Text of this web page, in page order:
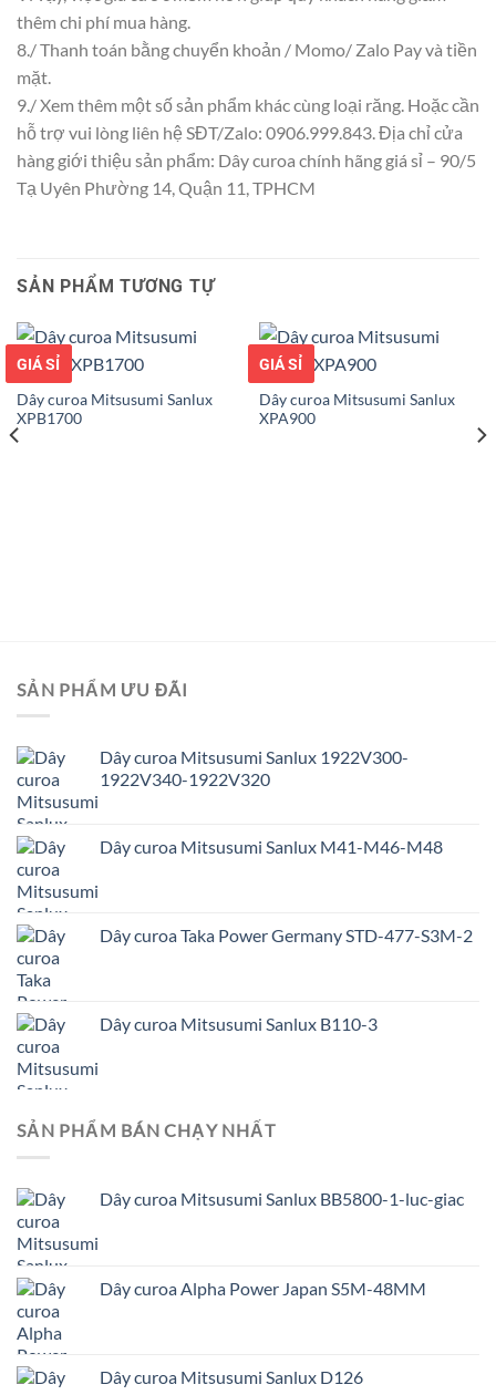
thêm chi phí mua hàng.
8./ Thanh toán bằng chuyển khoản / Momo/ Zalo Pay và tiền
mặt.
9./ Xem thêm một số sản phẩm khác cùng loại răng. Hoặc cần
hỗ trợ vui lòng liên hệ SĐT/Zalo: 0906.999.843. Địa chỉ cửa
hàng giới thiệu sản phẩm: Dây curoa chính hãng giá sỉ – 90/5
Tạ Uyên Phường 14, Quận 11, TPHCM
SẢN PHẨM TƯƠNG TỰ
GIÁ TỐT
GIÁ SỈ
Dây curoa Mitsusumi Sanlux
XPB1700
GIÁ TỐT
GIÁ SỈ
Dây curoa Mitsusumi Sanlux
XPA900
SẢN PHẨM ƯU ĐÃI
Dây curoa Mitsusumi Sanlux 1922V300-
1922V340-1922V320
Dây curoa Mitsusumi Sanlux M41-M46-M48
Dây curoa Taka Power Germany STD-477-S3M-2
Dây curoa Mitsusumi Sanlux B110-3
SẢN PHẨM BÁN CHẠY NHẤT
Dây curoa Mitsusumi Sanlux BB5800-1-luc-giac
Dây curoa Alpha Power Japan S5M-48MM
Dây curoa Mitsusumi Sanlux D126